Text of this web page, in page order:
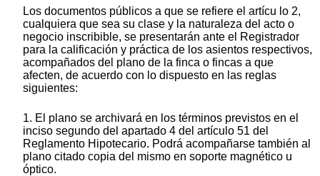
Los documentos públicos a que se refiere el artícu lo 2,
cualquiera que sea su clase y la naturaleza del acto o
negocio inscribible, se presentarán ante el Registrador
para la calificación y práctica de los asientos respectivos,
acompañados del plano de la finca o fincas a que
afecten, de acuerdo con lo dispuesto en las reglas
siguientes:
1. El plano se archivará en los términos previstos en el
inciso segundo del apartado 4 del artículo 51 del
Reglamento Hipotecario. Podrá acompañarse también al
plano citado copia del mismo en soporte magnético u
óptico.